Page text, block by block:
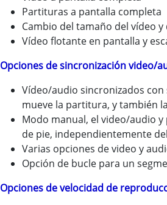
Partituras a pantalla completa
Cambio del tamaño del vídeo
Vídeo flotante en pantalla y
Opciones de sincronización video/
Vídeo/audio sincronizados
mueve la partitura, y también
Modo manual, el video/audio
de pie, independientemente
Varias opciones de video y
Opción de bucle para un
Opciones de velocidad de